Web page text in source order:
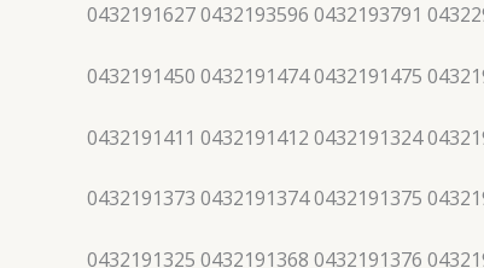
0432191627 0432193596 0432193791
0432191450 0432191474 0432191475
0432191411 0432191412 0432191324
0432191373 0432191374 0432191375
0432191325 0432191368 0432191376